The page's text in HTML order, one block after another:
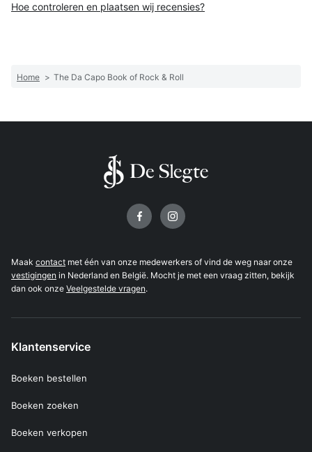
Hoe controleren en plaatsen wij recensies?
Home > The Da Capo Book of Rock & Roll
Maak contact met één van onze medewerkers of vind de weg naar onze
vestigingen in Nederland en België. Mocht je met een vraag zitten, bekijk
dan ook onze Veelgestelde vragen.
Klantenservice
Boeken bestellen
Boeken zoeken
Boeken verkopen